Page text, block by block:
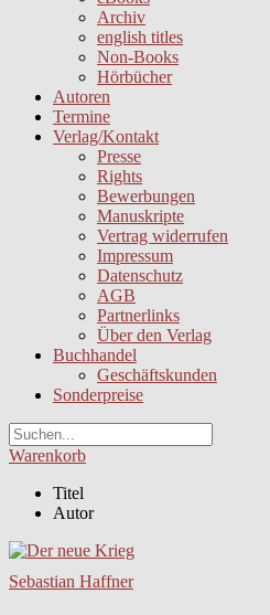
Archiv
english titles
Non-Books
Hörbücher
Autoren
Termine
Verlag/Kontakt
Presse
Rights
Bewerbungen
Manuskripte
Vertrag widerrufen
Impressum
Datenschutz
AGB
Partnerlinks
Über den Verlag
Buchhandel
Geschäftskunden
Sonderpreise
Warenkorb
Titel
Autor
Sebastian Haffner